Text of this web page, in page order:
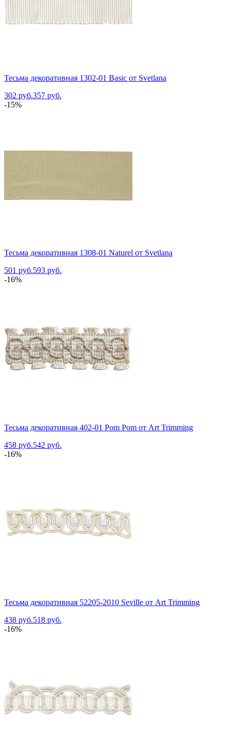
Тесьма декоративная 1302-01 Basic от Svetlana
302 руб.357 руб.
-15%
Тесьма декоративная 1308-01 Naturel от Svetlana
501 руб.593 руб.
-16%
Тесьма декоративная 402-01 Pom Pom от Art Trimming
458 руб.542 руб.
-16%
Тесьма декоративная 52205-2010 Seville от Art Trimming
438 руб.518 руб.
-16%